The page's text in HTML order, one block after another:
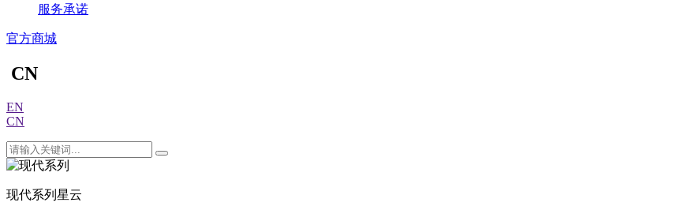
服务承诺
官方商城
CN
EN
CN
现代系列 星云